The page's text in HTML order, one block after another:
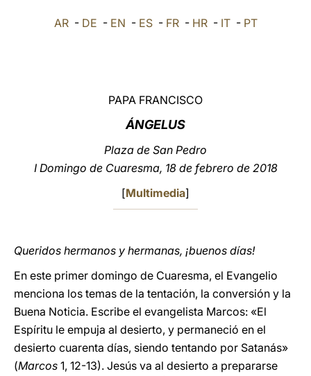
العربيّة AR- DE - EN - ES- FR- HR- IT- PT
PAPA FRANCISCO
ÁNGELUS
Plaza de San Pedro
I Domingo de Cuaresma, 18 de febrero de 2018
[Multimedia]
Queridos hermanos y hermanas, ¡buenos días!
En este primer domingo de Cuaresma, el Evangelio
menciona los temas de la tentación, la conversión y la
Buena Noticia. Escribe el evangelista Marcos: «El
Espíritu le empuja al desierto, y permaneció en el
desierto cuarenta días, siendo tentando por Satanás»
(Marcos 1, 12-13). Jesús va al desierto a prepararse